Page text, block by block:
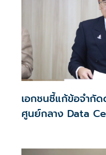
เอกชนชี้แก้ข้อจำกั
ศูนย์กลาง Data